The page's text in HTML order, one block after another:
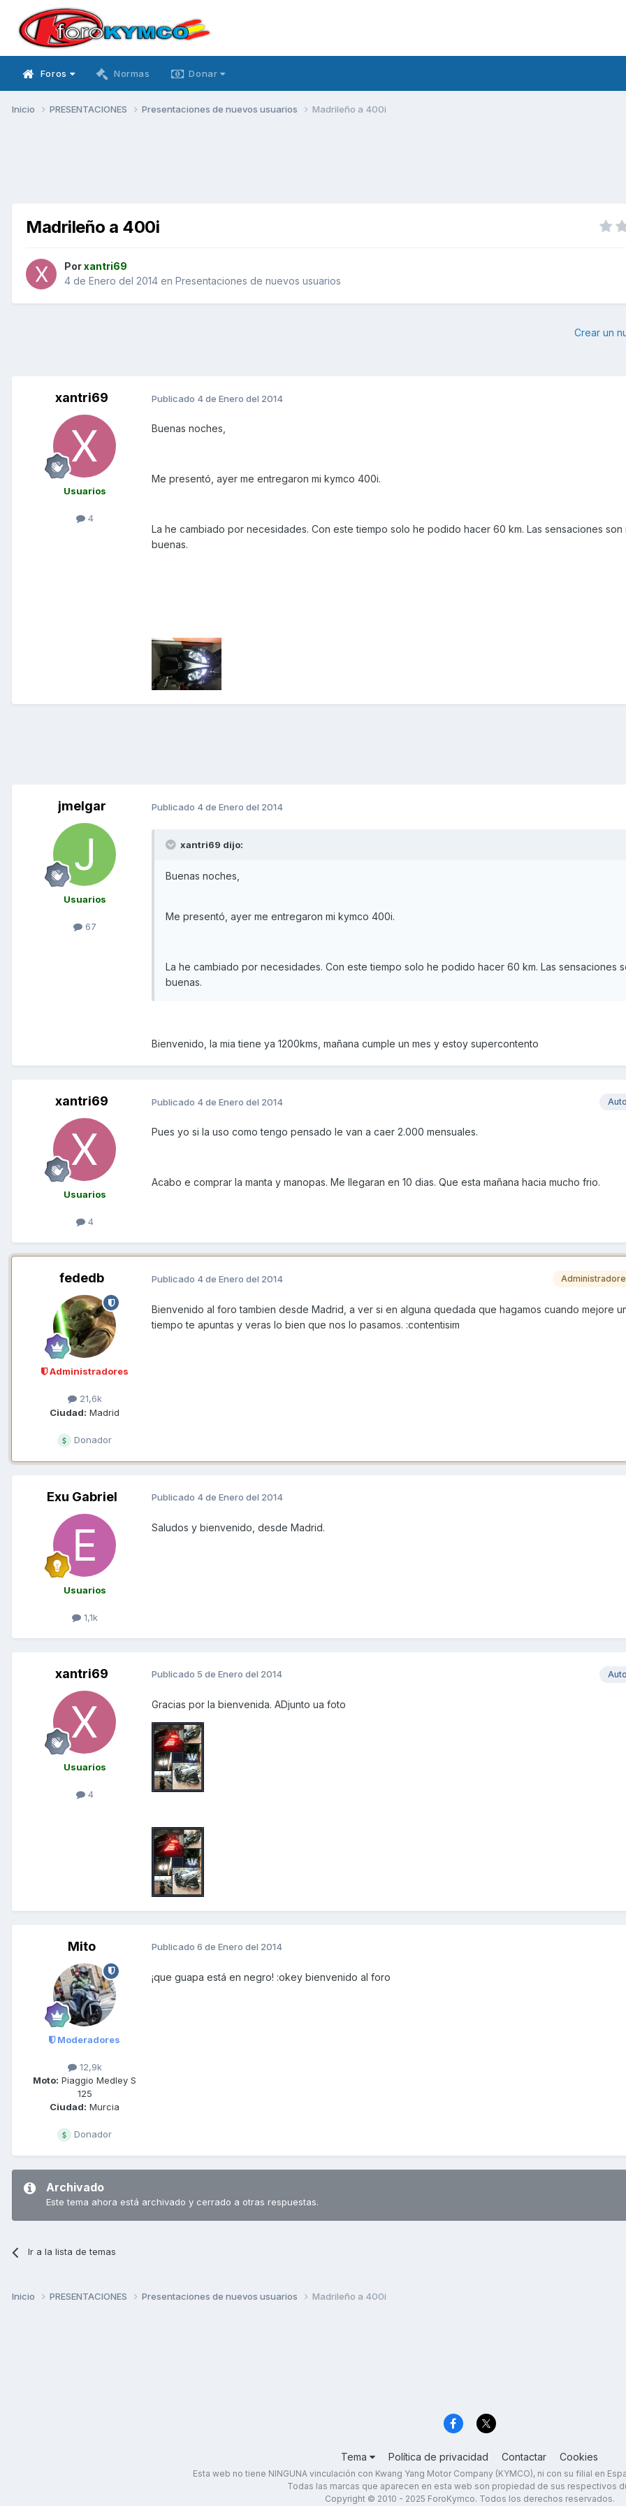
Foros Normas Donar
Inicio PRESENTACIONES Presentaciones de nuevos usuarios Madrileño a 400i
Madrileño a 400i
Porxantri69
4 de Enero del 2014 en Presentaciones de nuevos usuarios
Crear un
xantri69
Usuarios
4
Publicado 4 de Enero del 2014
Buenas noches,
Me presentó, ayer me entregaron mi kymco 400i.
La he cambiado por necesidades. Con este tiempo solo he podido hacer 60 km. Las sensaciones son
buenas.
jmelgar
Usuarios
67
Publicado 4 de Enero del 2014
xantri69 dijo:
Buenas noches,
Me presentó, ayer me entregaron mi kymco 400i.
La he cambiado por necesidades. Con este tiempo solo he podido hacer 60 km. Las sensaciones
buenas.
Bienvenido, la mia tiene ya 1200kms, mañana cumple un mes y estoy supercontento
xantri69
Usuarios
4
Publicado 4 de Enero del 2014
Pues yo si la uso como tengo pensado le van a caer 2.000 mensuales.
Acabo e comprar la manta y manopas. Me llegaran en 10 dias. Que esta mañana hacia mucho frio.
fededb
Administradores
21,6k
Ciudad: Madrid
Donador
Publicado 4 de Enero del 2014
Bienvenido al foro tambien desde Madrid, a ver si en alguna quedada que hagamos cuando mejore
tiempo te apuntas y veras lo bien que nos lo pasamos. :contentisim
Exu Gabriel
Usuarios
1,1k
Publicado 4 de Enero del 2014
Saludos y bienvenido, desde Madrid.
xantri69
Usuarios
4
Publicado 5 de Enero del 2014
Gracias por la bienvenida. ADjunto ua foto
Mito
Moderadores
12,9k
Moto: Piaggio Medley S
125
Ciudad: Murcia
Donador
Publicado 6 de Enero del 2014
¡que guapa está en negro! :okey bienvenido al foro
Archivado
Este tema ahora está archivado y cerrado a otras respuestas.
Ir a la lista de temas
Inicio PRESENTACIONES Presentaciones de nuevos usuarios Madrileño a 400i
Tema Política de privacidad Contactar Cookies
Esta web no tiene NINGUNA vinculación con Kwang Yang Motor Company (KYMCO), ni con su filial en
Todas las marcas que aparecen en esta web son propiedad de sus respectivos
Copyright © 2010 - 2025 ForoKymco. Todos los derechos reservados.